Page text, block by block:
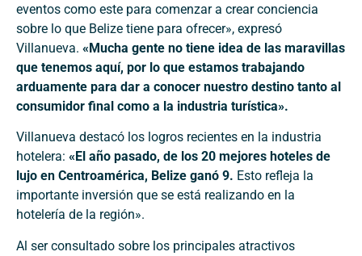
eventos como este para comenzar a crear conciencia
sobre lo que Belize tiene para ofrecer», expresó
Villanueva. «Mucha gente no tiene idea de las maravillas
que tenemos aquí, por lo que estamos trabajando
arduamente para dar a conocer nuestro destino tanto al
consumidor final como a la industria turística».
Villanueva destacó los logros recientes en la industria
hotelera: «El año pasado, de los 20 mejores hoteles de
lujo en Centroamérica, Belize ganó 9. Esto refleja la
importante inversión que se está realizando en la
hotelería de la región».
Al ser consultado sobre los principales atractivos